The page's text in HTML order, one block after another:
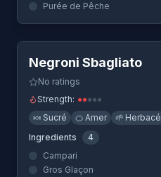
Purée de Pêche
Negroni Sbagliato
No ratings
Strength: ●●●●●
🍬 Sucré 🍊 Amer 🌱 Herbacé
Ingredients
4
Campari
Gros Glaçon